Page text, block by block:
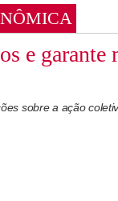
e garante
sobre a ação